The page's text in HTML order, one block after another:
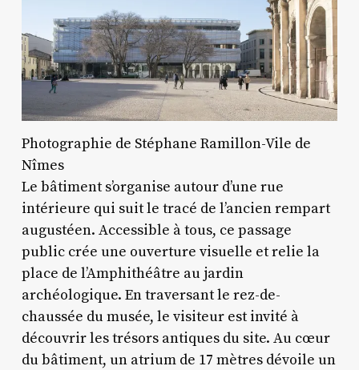
Photographie de Stéphane Ramillon-Vile de
Nîmes
Le bâtiment s’organise autour d’une rue
intérieure qui suit le tracé de l’ancien rempart
augustéen. Accessible à tous, ce passage
public crée une ouverture visuelle et relie la
place de l’Amphithéâtre au jardin
archéologique. En traversant le rez-de-
chaussée du musée, le visiteur est invité à
découvrir les trésors antiques du site. Au cœur
du bâtiment, un atrium de 17 mètres dévoile un